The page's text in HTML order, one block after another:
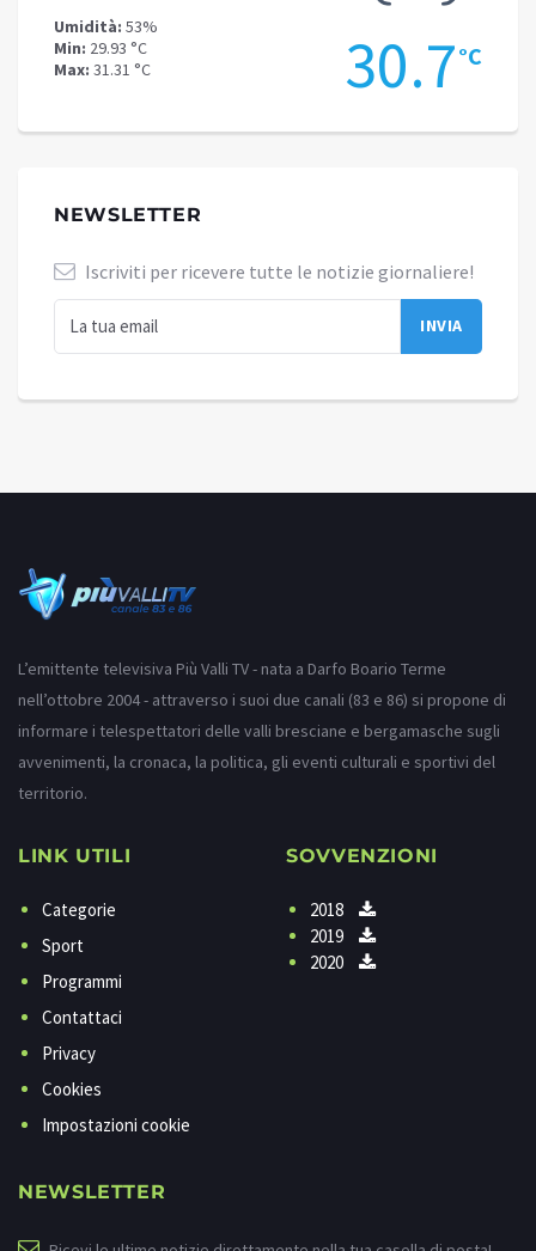
Umidità: 53%
Min: 29.93 °C
Max: 31.31 °C 30.7°C
NEWSLETTER
Iscriviti per ricevere tutte le notizie giornaliere!
L’emittente televisiva Più Valli TV - nata a Darfo Boario Terme
nell’ottobre 2004 - attraverso i suoi due canali (83 e 86) si propone di
informare i telespettatori delle valli bresciane e bergamasche sugli
avvenimenti, la cronaca, la politica, gli eventi culturali e sportivi del
territorio.
LINK UTILI
Categorie
Sport
Programmi
Contattaci
Privacy
Cookies
Impostazioni cookie
SOVVENZIONI
2018
2019
2020
NEWSLETTER